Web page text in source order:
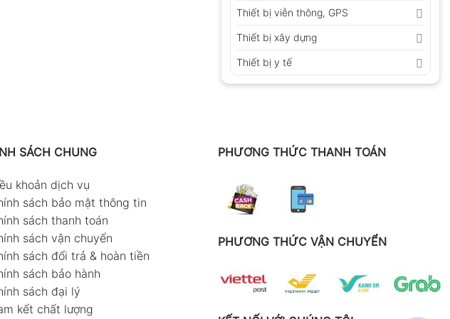
Thiết bị viễn thông, GPS
Thiết bị xây dựng
Thiết bị y tế
SÁCH CHUNG
khoản dịch vụ
sách bảo mật thông tin
sách thanh toán
sách vận chuyển
sách đổi trả & hoàn tiền
sách bảo hành
sách đại lý
kết chất lượng
PHƯƠNG THỨC THANH TOÁN
PHƯƠNG THỨC VẬN CHUYỂN